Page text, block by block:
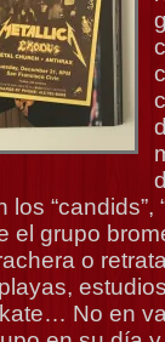
“candids”,
el grupo
o
No en